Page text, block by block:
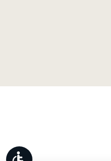
Werkzeugleiste